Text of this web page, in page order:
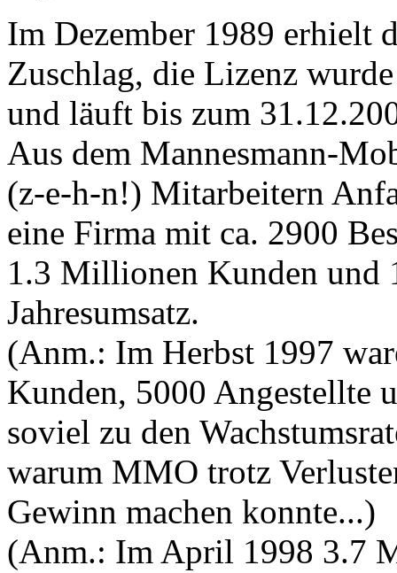
Im Dezember 1989 erhielt
Zuschlag, die Lizenz
und läuft bis zum
Aus dem Mannesmann-
(z-e-h-n!) Mitarbeitern
eine Firma mit ca. 2900
1.3 Millionen Kunden
Jahresumsatz.
(Anm.: Im Herbst 1997
Kunden, 5000 Angestellte
soviel zu den
warum MMO trotz
Gewinn machen konnte...)
(Anm.: Im April 1998 3.7